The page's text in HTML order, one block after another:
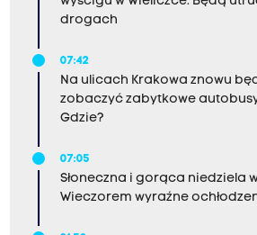
drogach
07:42
Na ulicach Krakowa znowu
zobaczyć zabytkowe
Gdzie?
07:05
Słoneczna i gorąca niedziela
Wieczorem wyraźne